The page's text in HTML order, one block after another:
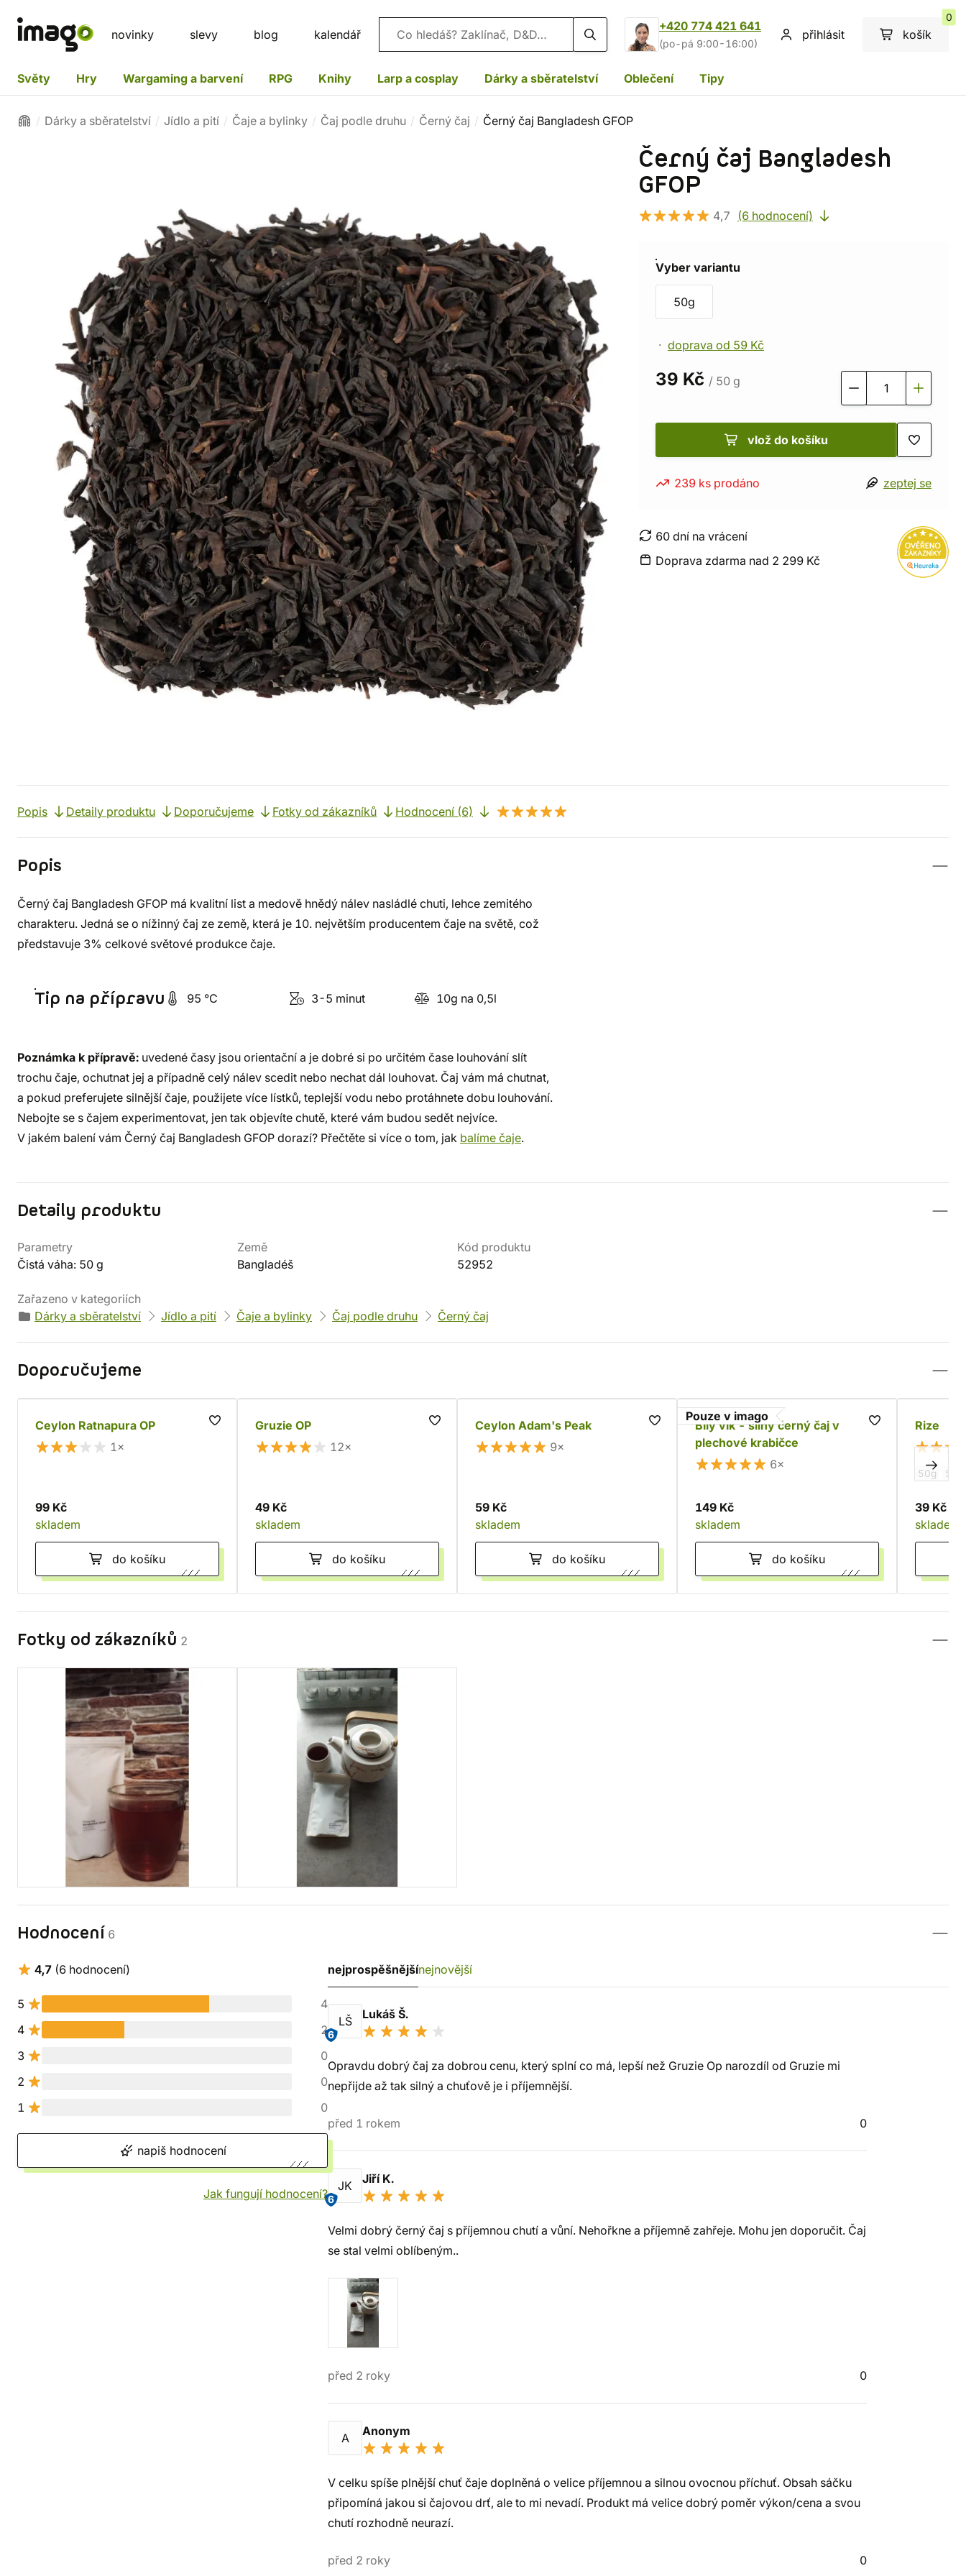
novinky slevy blog kalendář Vyhledávání
+420 774 421 641
(po-pá 9:00-16:00)
přihlásit košík
0
Světy Hry Wargaming a barvení RPG Knihy Larp a cosplay Dárky a sběratelství Oblečení Tipy
Dárky a sběratelství Jídlo a pití Čaje a bylinky Čaj podle druhu Černý čaj Černý čaj Bangladesh GFOP
Černý čaj Bangladesh
GFOP
4,7 (6 hodnocení)
Vyber variantu
50g
doprava od 59 Kč
39 Kč / 50 g
vlož do košíku
239 ks prodáno zeptej se
60 dní na vrácení
Doprava zdarma nad 2 299 Kč
Popis Detaily produktu Doporučujeme Fotky od zákazníků Hodnocení (6)
Popis
Černý čaj Bangladesh GFOP má kvalitní list a medově hnědý nálev nasládlé chuti, lehce zemitého
charakteru. Jedná se o nížinný čaj ze země, která je 10. největším producentem čaje na světě, což
představuje 3% celkové světové produkce čaje.
Tip na přípravu 95 °C 3-5 minut 10g na 0,5l
Poznámka k přípravě: uvedené časy jsou orientační a je dobré si po určitém čase louhování slít
trochu čaje, ochutnat jej a případně celý nálev scedit nebo nechat dál louhovat. Čaj vám má chutnat,
a pokud preferujete silnější čaje, použijete více lístků, teplejší vodu nebo protáhnete dobu louhování.
Nebojte se s čajem experimentovat, jen tak objevíte chutě, které vám budou sedět nejvíce.
V jakém balení vám Černý čaj Bangladesh GFOP dorazí? Přečtěte si více o tom, jak balíme čaje.
Detaily produktu
Parametry
Čistá váha: 50 g
Země
Bangladéš
Kód produktu
52952
Zařazeno v kategoriích
Dárky a sběratelství
Jídlo a pití Čaje a bylinky Čaj podle druhu Černý čaj
Doporučujeme
Ceylon Ratnapura OP
1×
99 Kč
skladem
do košíku
Gruzie OP
12×
49 Kč
skladem
do košíku
Ceylon Adam's Peak
9×
59 Kč
skladem
do košíku
Pouze v imago
Bílý vlk - silný černý čaj v
plechové krabičce
6×
149 Kč
skladem
do košíku
Rize
50g
39 Kč
skladem
Fotky od zákazníků 2
Hodnocení 6
4,7 (6 hodnocení)
5
4
4
2
3
0
2
0
1
0
napiš hodnocení
Jak fungují hodnocení?
nejprospěšnějšínejnovější
LŠ
6
Lukáš Š.
Opravdu dobrý čaj za dobrou cenu, který splní co má, lepší než Gruzie Op narozdíl od Gruzie mi
nepřijde až tak silný a chuťově je i příjemnější.
před 1 rokem 0
JK
6
Jiří K.
Velmi dobrý černý čaj s příjemnou chutí a vůní. Nehořkne a příjemně zahřeje. Mohu jen doporučit. Čaj
se stal velmi oblíbeným..
před 2 roky 0
A Anonym
V celku spíše plnější chuť čaje doplněná o velice příjemnou a silnou ovocnou příchuť. Obsah sáčku
připomíná jakou si čajovou drť, ale to mi nevadí. Produkt má velice dobrý poměr výkon/cena a svou
chutí rozhodně neurazí.
před 2 roky 0